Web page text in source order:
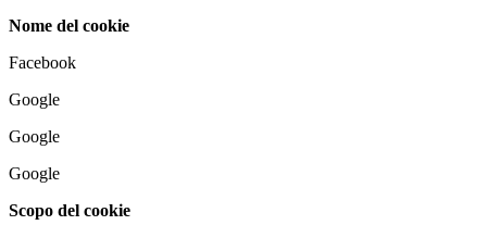
Nome del cookie
Facebook
Google
Google
Google
Scopo del cookie